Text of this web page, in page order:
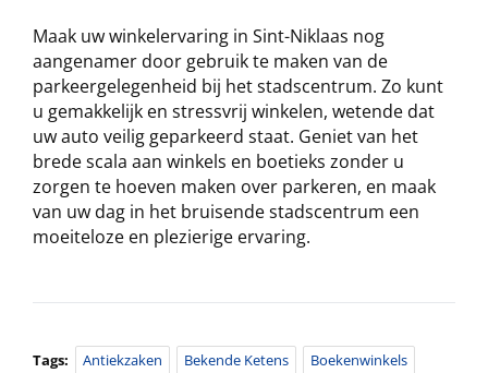
Maak uw winkelervaring in Sint-Niklaas nog
aangenamer door gebruik te maken van de
parkeergelegenheid bij het stadscentrum. Zo kunt
u gemakkelijk en stressvrij winkelen, wetende dat
uw auto veilig geparkeerd staat. Geniet van het
brede scala aan winkels en boetieks zonder u
zorgen te hoeven maken over parkeren, en maak
van uw dag in het bruisende stadscentrum een
moeiteloze en plezierige ervaring.
Tags: Antiekzaken Bekende Ketens
Boekenwinkels